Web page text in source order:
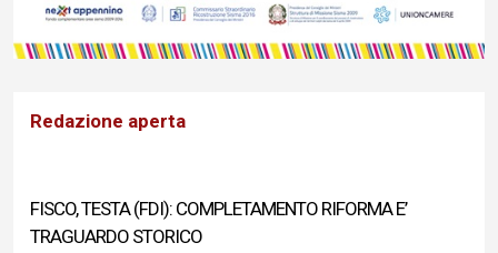
Redazione aperta
FISCO, TESTA (FDI): COMPLETAMENTO RIFORMA E’
TRAGUARDO STORICO